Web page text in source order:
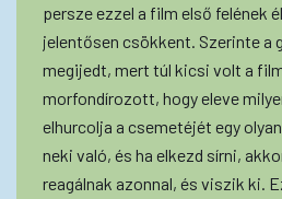
persze ezzel a film első felének
jelentősen csökkent. Szerinte a
megijedt, mert túl kicsi volt a
morfondírozott, hogy eleve
elhurcolja a csemetéjét egy
neki való, és ha elkezd sírni,
reagálnak azonnal, és viszik ki.